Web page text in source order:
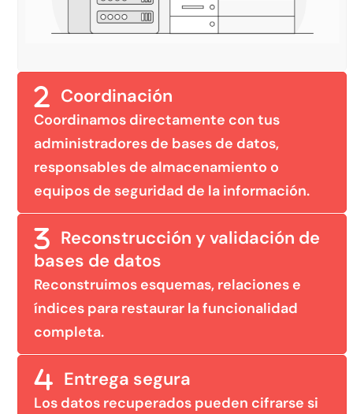
Coordinación
Coordinamos directamente con tus
administradores de bases de datos,
responsables de almacenamiento o
equipos de seguridad de la información.
Reconstrucción y validación de
bases de datos
Reconstruimos esquemas, relaciones e
índices para restaurar la funcionalidad
completa.
Entrega segura
Los datos recuperados pueden cifrarse si